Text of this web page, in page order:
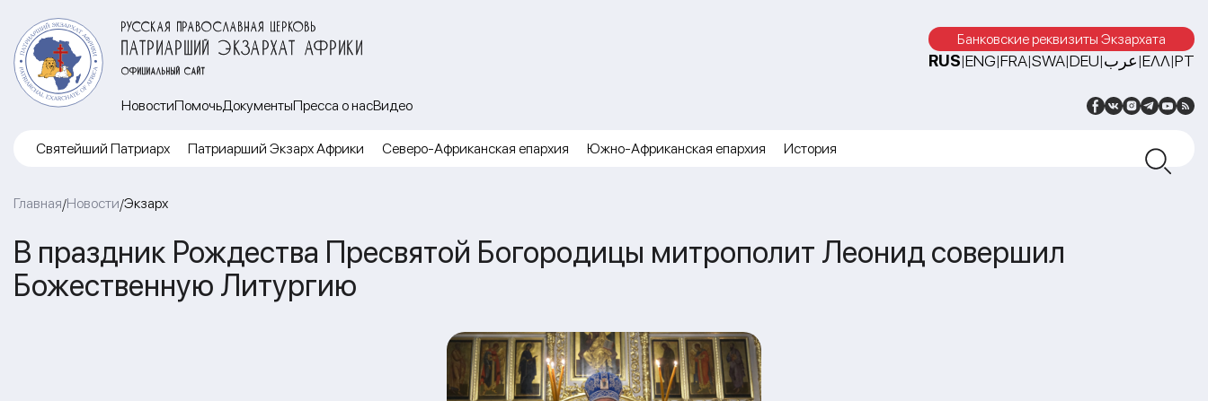
РУССКАЯ ПРАВОСЛАВНАЯ ЦЕРКОВЬ
ПАТРИАРШИЙ ЭКЗАРХАТ АФРИКИ
ОФИЦИАЛЬНЫЙ САЙТ
Банковские реквизиты Экзархата
RUS|ENG|FRA|SWA|DEU|عرب|ΕΛΛ|PT
НовостиПомочьДокументыПресса о насВидео
Cвятейший Патриарх Патриарший Экзарх Африки Северо-Африканская епархия Южно-Африканская епархия История
Главная/Новости/Экзарх
В праздник Рождества Пресвятой Богородицы митрополит Леонид совершил
Божественную Литургию